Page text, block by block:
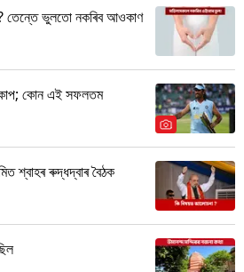
তেন্তে ভুলতো নকৰিব আওকাণ
কোন এই সফলতম
শ্বাহৰ ৰুদ্ধদ্বাৰ বৈঠক